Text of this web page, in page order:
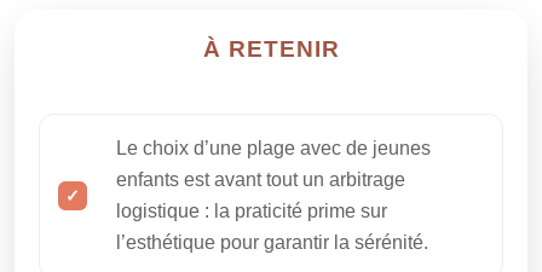
À RETENIR
Le choix d’une plage avec de jeunes
enfants est avant tout un arbitrage
logistique : la praticité prime sur
l’esthétique pour garantir la sérénité.